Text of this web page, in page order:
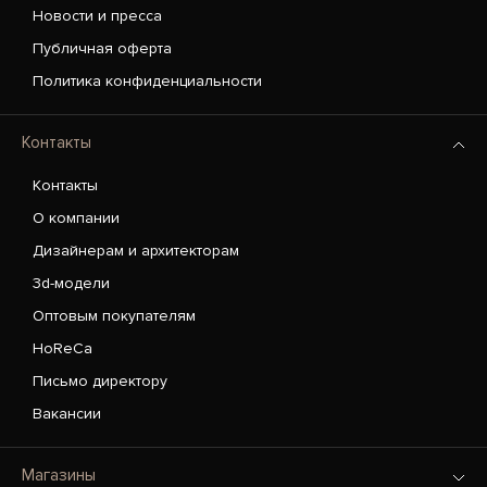
Новости и пресса
Публичная оферта
Политика конфиденциальности
Контакты
Контакты
О компании
Дизайнерам и архитекторам
3d-модели
Оптовым покупателям
HoReCa
Письмо директору
Вакансии
Магазины